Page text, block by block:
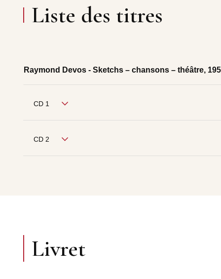
Liste des titres
Raymond Devos - Sketchs – chansons – théâtre,
CD 1
CD 2
Livret